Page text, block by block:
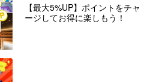
【最大5%UP】ポイントをチャ
ージしてお得に楽しもう！